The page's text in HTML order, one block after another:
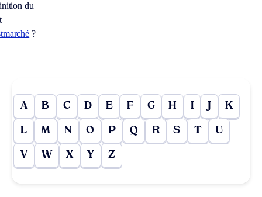
du
?
A B C D E F G H I J K
L M N O P Q R S T U
V W X Y Z